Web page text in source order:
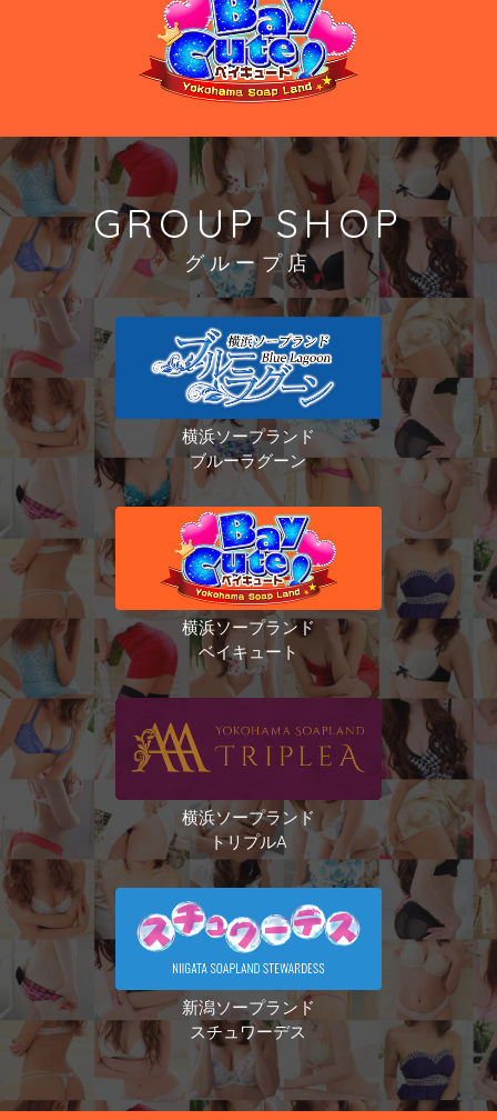
GROUP SHOP
グループ店
横浜ソープランド
ブルーラグーン
横浜ソープランド
ベイキュート
横浜ソープランド
トリプルA
新潟ソープランド
スチュワーデス